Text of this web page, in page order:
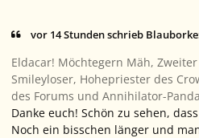
vor 14 Stunden schrieb
Eldacar! Möchtegern Mäh,
Smileyloser, Hohepriester des
des Forums und Annihilator-
Danke euch! Schön zu sehen,
Noch ein bisschen länger und